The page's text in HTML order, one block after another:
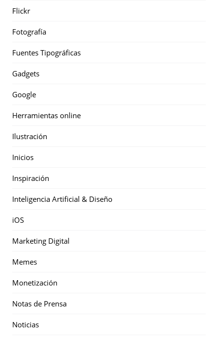
Flickr
Fotografía
Fuentes Tipográficas
Gadgets
Google
Herramientas online
Ilustración
Inicios
Inspiración
Inteligencia Artificial & Diseño
iOS
Marketing Digital
Memes
Monetización
Notas de Prensa
Noticias